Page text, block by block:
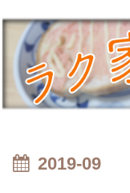
2019-09